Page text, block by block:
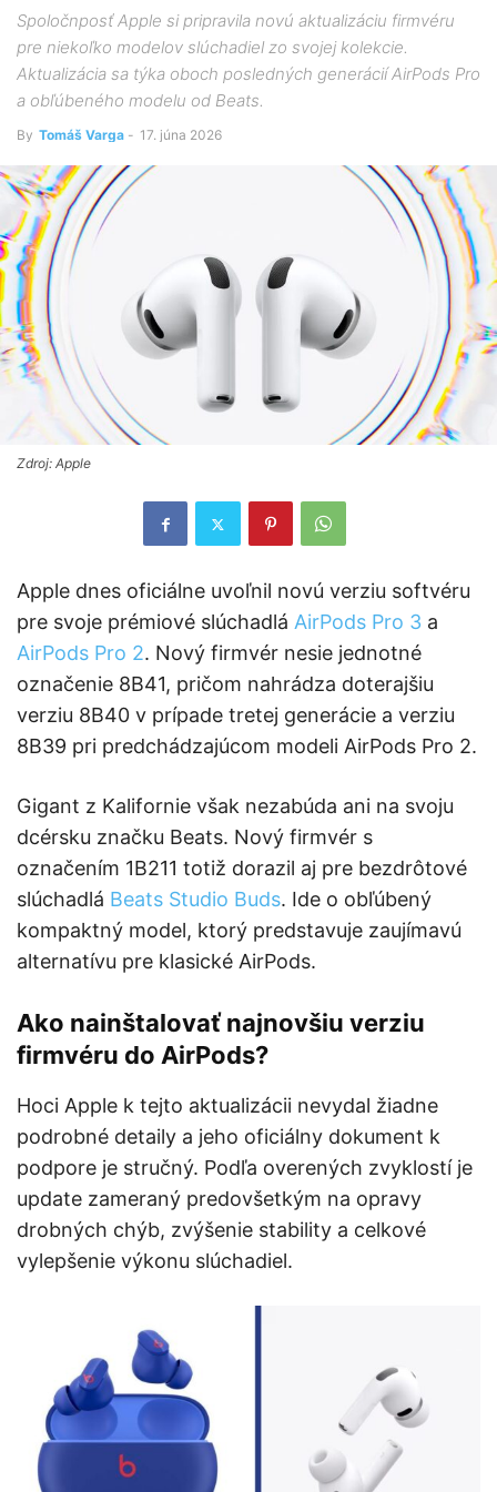
Spoločnposť Apple si pripravila novú aktualizáciu firmvéru
pre niekoľko modelov slúchadiel zo svojej kolekcie.
Aktualizácia sa týka oboch posledných generácií AirPods Pro
a obľúbeného modelu od Beats.
By Tomáš Varga - 17. júna 2026
Zdroj: Apple
Apple dnes oficiálne uvoľnil novú verziu softvéru
pre svoje prémiové slúchadlá AirPods Pro 3 a
AirPods Pro 2. Nový firmvér nesie jednotné
označenie 8B41, pričom nahrádza doterajšiu
verziu 8B40 v prípade tretej generácie a verziu
8B39 pri predchádzajúcom modeli AirPods Pro 2.
Gigant z Kalifornie však nezabúda ani na svoju
dcérsku značku Beats. Nový firmvér s
označením 1B211 totiž dorazil aj pre bezdrôtové
slúchadlá Beats Studio Buds. Ide o obľúbený
kompaktný model, ktorý predstavuje zaujímavú
alternatívu pre klasické AirPods.
Ako nainštalovať najnovšiu verziu
firmvéru do AirPods?
Hoci Apple k tejto aktualizácii nevydal žiadne
podrobné detaily a jeho oficiálny dokument k
podpore je stručný. Podľa overených zvyklostí je
update zameraný predovšetkým na opravy
drobných chýb, zvýšenie stability a celkové
vylepšenie výkonu slúchadiel.